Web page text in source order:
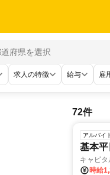
求人の特徴 給与 雇
72件
アルバイ
基本
キャピ
時給